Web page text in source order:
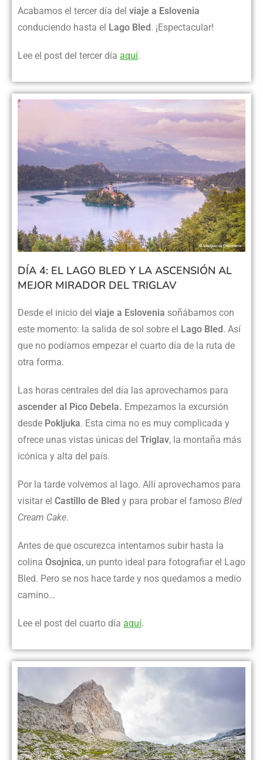
Acabamos el tercer día del viaje a Eslovenia
conduciendo hasta el Lago Bled . ¡Espectacular!
Lee el post del tercer día aquí.
DÍA 4: EL LAGO BLED Y LA ASCENSIÓN AL
MEJOR MIRADOR DEL TRIGLAV
Desde el inicio del viaje a Eslovenia soñábamos con
este momento: la salida de sol sobre el Lago Bled. Así
que no podíamos empezar el cuarto día de la ruta de
otra forma.
Las horas centrales del día las aprovechamos para
ascender al Pico Debela. Empezamos la excursión
desde Pokljuka. Esta cima no es muy complicada y
ofrece unas vistas únicas del Triglav, la montaña más
icónica y alta del país.
Por la tarde volvemos al lago. Allí aprovechamos para
visitar el Castillo de Bled y para probar el famoso Bled
Cream Cake.
Antes de que oscurezca intentamos subir hasta la
colina Osojnica, un punto ideal para fotografiar el Lago
Bled. Pero se nos hace tarde y nos quedamos a medio
camino…
Lee el post del cuarto día aquí.